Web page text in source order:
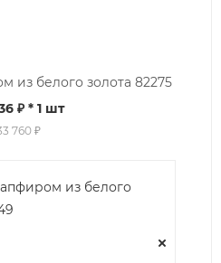
из белого золота 82275
₽* 1 шт
760 ₽
из белого